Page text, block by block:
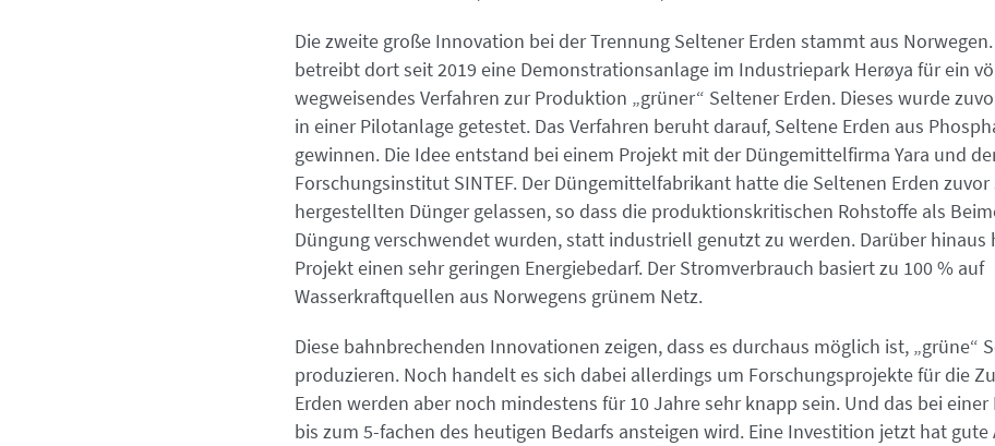
Die zweite große Innovation bei der Trennung Seltener Erden stammt aus Norwegen.
betreibt dort seit 2019 eine Demonstrationsanlage im Industriepark Herøya für ein
wegweisendes Verfahren zur Produktion „grüner“ Seltener Erden. Dieses wurde
in einer Pilotanlage getestet. Das Verfahren beruht darauf, Seltene Erden aus
gewinnen. Die Idee entstand bei einem Projekt mit der Düngemittelfirma Yara und
Forschungsinstitut SINTEF. Der Düngemittelfabrikant hatte die Seltenen Erden
hergestellten Dünger gelassen, so dass die produktionskritischen Rohstoffe als
Düngung verschwendet wurden, statt industriell genutzt zu werden. Darüber hinaus
Projekt einen sehr geringen Energiebedarf. Der Stromverbrauch basiert zu 100 % auf
Wasserkraftquellen aus Norwegens grünem Netz.
Diese bahnbrechenden Innovationen zeigen, dass es durchaus möglich ist, „grüne“
produzieren. Noch handelt es sich dabei allerdings um Forschungsprojekte für die
Erden werden aber noch mindestens für 10 Jahre sehr knapp sein. Und das bei einer
bis zum 5-fachen des heutigen Bedarfs ansteigen wird. Eine Investition jetzt hat gute